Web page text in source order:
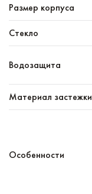
Размер корпуса
Стекло
Водозащита
Материал застежки
Особенности